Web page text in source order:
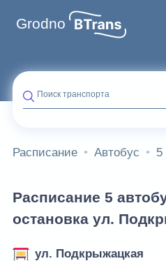
Grodno
Поиск транспорта
Расписание Автобус 5
Расписание 5
остановка ул.
ул. Подкрыжацкая